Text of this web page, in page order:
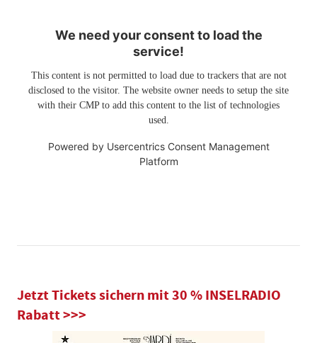
We need your consent to load the
service!
This content is not permitted to load due to trackers that are not
disclosed to the visitor. The website owner needs to setup the site
with their CMP to add this content to the list of technologies
used.
Powered by Usercentrics Consent Management
Platform
Jetzt Tickets sichern mit 30 % INSELRADIO
Rabatt >>>